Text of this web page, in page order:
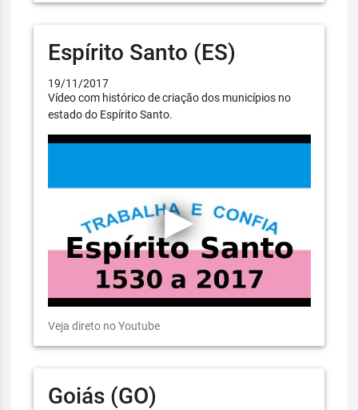
Espírito Santo (ES)
19/11/2017
Vídeo com histórico de criação dos municípios no
estado do Espírito Santo.
Veja direto no Youtube
Goiás (GO)